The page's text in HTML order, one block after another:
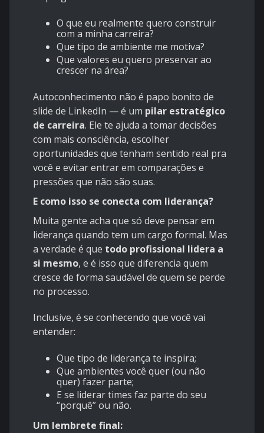
O que eu realmente quero construir
com a minha carreira?
Que tipo de ambiente me motiva?
Que valores eu quero preservar ao
crescer na área?
Autoconhecimento não é papo bonito de
slide de LinkedIn — é um pilar estratégico
de carreira. Ele te ajuda a tomar decisões
com mais consciência, escolher
oportunidades que tenham sentido real pra
você e evitar entrar em comparações e
pressões que não são suas.
E como isso se conecta com liderança?
Muita gente acha que só deve pensar em
liderança quando tem um cargo formal. Mas
a verdade é que todo profissional lidera a
si mesmo, e é isso que diferencia quem
cresce de forma saudável de quem se perde
no processo.
Inclusive, é se conhecendo que você vai
entender:
Que tipo de liderança te inspira;
Que ambientes você quer (ou não
quer) fazer parte;
E se liderar times faz parte do seu
“porquê” ou não.
Um lembrete final: